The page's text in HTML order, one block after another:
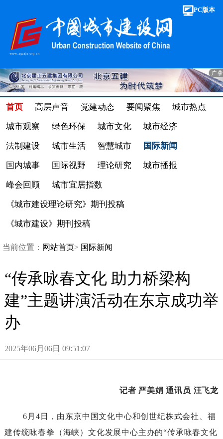
PC版本
首页 高层声音 党建动态 要闻聚焦 城市热点
城市观察 绿色环保 城市文化 城市经济
法制建设 城市生活 智慧城市 国际新闻
国内城事 国际视野 理论研究 城市播报
峰会回顾 城市宜居指数
《城市建设理论研究》期刊投稿
《城市建设》期刊投稿
当前位置： 网站首页> 国际新闻
“传承咏春文化助力桥梁构
建”主题讲演活动在东京成功举
办
2025年06月06日09:51:07
记者 严美娟 通讯员 汪飞龙
6 月 4 日，由东京中国文化中心和创世纪株式会社、福
建传统咏春拳（海峡）文化发展中心主办的“传承咏春文化